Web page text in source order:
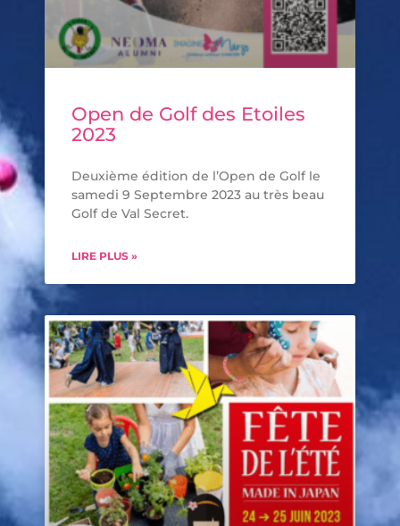
Open de Golf des Etoiles
2023
Deuxième édition de l’Open de Golf le
samedi 9 Septembre 2023 au très beau
Golf de Val Secret.
LIRE PLUS »